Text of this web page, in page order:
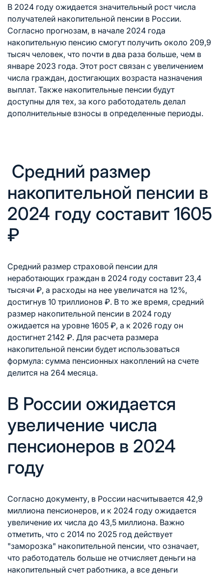
В 2024 году ожидается значительный рост числа
получателей накопительной пенсии в России.
Согласно прогнозам, в начале 2024 года
накопительную пенсию смогут получить около 209,9
тысяч человек, что почти в два раза больше, чем в
январе 2023 года. Этот рост связан с увеличением
числа граждан, достигающих возраста назначения
выплат. Также накопительные пенсии будут
доступны для тех, за кого работодатель делал
дополнительные взносы в определенные периоды.
Средний размер
накопительной пенсии в
2024 году составит 1605
₽
Средний размер страховой пенсии для
неработающих граждан в 2024 году составит 23,4
тысячи ₽, а расходы на нее увеличатся на 12%,
достигнув 10 триллионов ₽. В то же время, средний
размер накопительной пенсии в 2024 году
ожидается на уровне 1605 ₽, а к 2026 году он
достигнет 2142 ₽. Для расчета размера
накопительной пенсии будет использоваться
формула: сумма пенсионных накоплений на счете
делится на 264 месяца.
В России ожидается
увеличение числа
пенсионеров в 2024
году
Согласно документу, в России насчитывается 42,9
миллиона пенсионеров, и к 2024 году ожидается
увеличение их числа до 43,5 миллиона. Важно
отметить, что с 2014 по 2025 год действует
"заморозка" накопительной пенсии, что означает,
что работодатель больше не отчисляет деньги на
накопительный счет работника, а все деньги